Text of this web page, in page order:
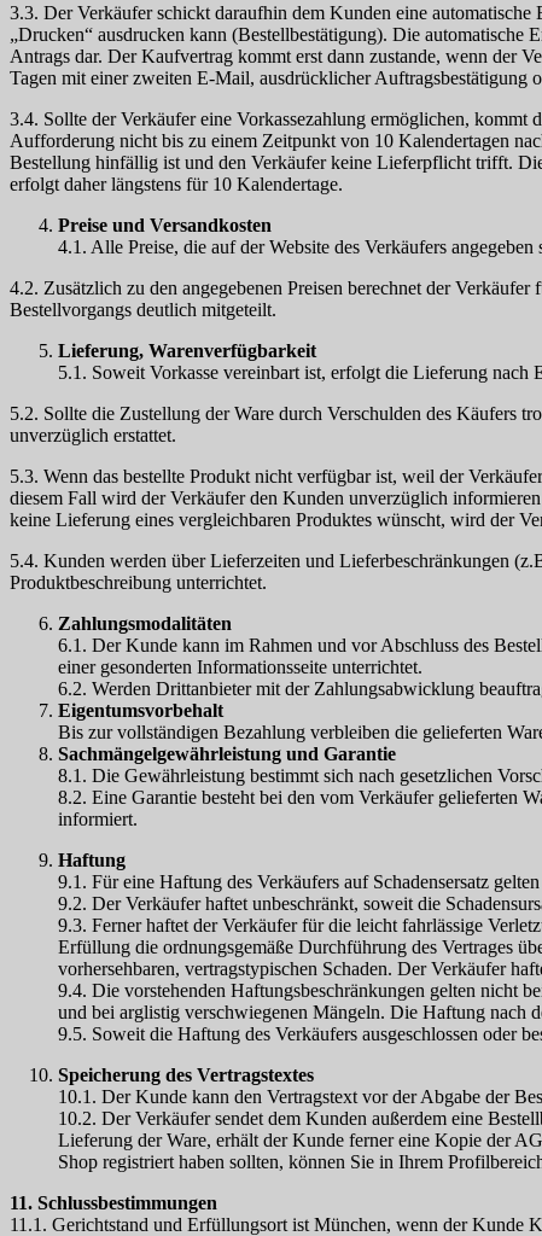
3.3. Der Verkäufer schickt daraufhin dem Kunden eine
„Drucken“ ausdrucken kann (Bestellbestätigung). Die automatische
Antrags dar. Der Kaufvertrag kommt erst dann zustande, wenn der
Tagen mit einer zweiten E-Mail, ausdrücklicher Auftragsbestätigung
3.4. Sollte der Verkäufer eine Vorkassezahlung ermöglichen,
Aufforderung nicht bis zu einem Zeitpunkt von 10 Kalendertagen
Bestellung hinfällig ist und den Verkäufer keine Lieferpflicht trifft.
erfolgt daher längstens für 10 Kalendertage.
Preise und Versandkosten
4.1. Alle Preise, die auf der Website des Verkäufers
4.2. Zusätzlich zu den angegebenen Preisen berechnet der
Bestellvorgangs deutlich mitgeteilt.
Lieferung, Warenverfügbarkeit
5.1. Soweit Vorkasse vereinbart ist, erfolgt die Lieferung nach
5.2. Sollte die Zustellung der Ware durch Verschulden des Käufers
unverzüglich erstattet.
5.3. Wenn das bestellte Produkt nicht verfügbar ist, weil der
diesem Fall wird der Verkäufer den Kunden unverzüglich
keine Lieferung eines vergleichbaren Produktes wünscht, wird der
5.4. Kunden werden über Lieferzeiten und Lieferbeschränkungen
Produktbeschreibung unterrichtet.
Zahlungsmodalitäten
6.1. Der Kunde kann im Rahmen und vor Abschluss des
einer gesonderten Informationsseite unterrichtet.
6.2. Werden Drittanbieter mit der Zahlungsabwicklung
Eigentumsvorbehalt
Bis zur vollständigen Bezahlung verbleiben die gelieferten
Sachmängelgewährleistung und Garantie
8.1. Die Gewährleistung bestimmt sich nach gesetzlichen
8.2. Eine Garantie besteht bei den vom Verkäufer gelieferten
informiert.
Haftung
9.1. Für eine Haftung des Verkäufers auf Schadensersatz
9.2. Der Verkäufer haftet unbeschränkt, soweit die
9.3. Ferner haftet der Verkäufer für die leicht fahrlässige
Erfüllung die ordnungsgemäße Durchführung des Vertrages
vorhersehbaren, vertragstypischen Schaden. Der Verkäufer
9.4. Die vorstehenden Haftungsbeschränkungen gelten nicht
und bei arglistig verschwiegenen Mängeln. Die Haftung nach
9.5. Soweit die Haftung des Verkäufers ausgeschlossen oder
Speicherung des Vertragstextes
10.1. Der Kunde kann den Vertragstext vor der Abgabe der
10.2. Der Verkäufer sendet dem Kunden außerdem eine
Lieferung der Ware, erhält der Kunde ferner eine Kopie der
Shop registriert haben sollten, können Sie in Ihrem
11. Schlussbestimmungen
11.1. Gerichtstand und Erfüllungsort ist München, wenn der Kunde